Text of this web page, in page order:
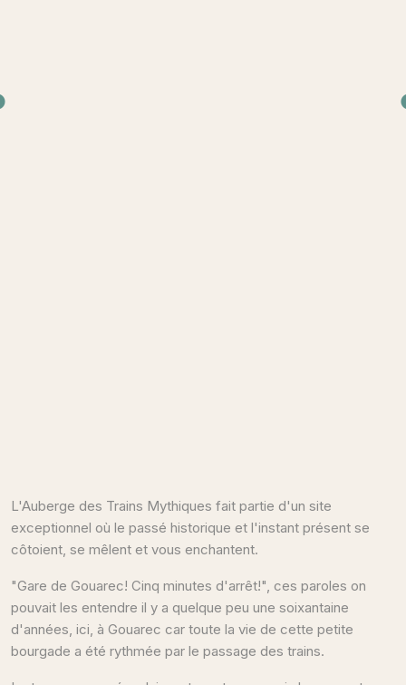
L'Auberge des Trains Mythiques fait partie d'un site
exceptionnel où le passé historique et l'instant présent se
côtoient, se mêlent et vous enchantent.
"Gare de Gouarec! Cinq minutes d'arrêt!", ces paroles on
pouvait les entendre il y a quelque peu une soixantaine
d'années, ici, à Gouarec car toute la vie de cette petite
bourgade a été rythmée par le passage des trains.